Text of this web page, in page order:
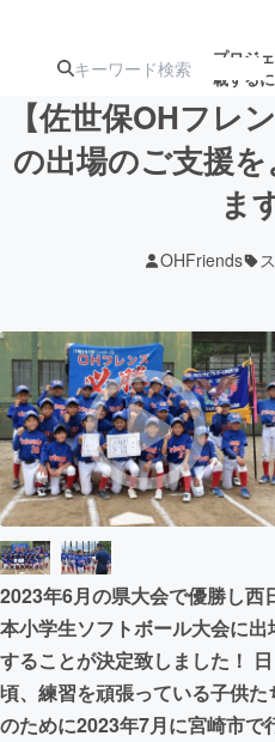
プロジ
載する
注目の新着プ
テクノロジー・ガジ
映像・映画
ビジネス・起業
まちづくり・地域活
CAMPFIRE for Social
CAMPFIREふるさと納税
【佐世保OHフレ
の出場のご支援
ま
OHFriends
2023年6月の県大会で優勝し西
本小学生ソフトボール大会に出
することが決定致しました！ 日
頃、練習を頑張っている子供た
のために2023年7月に宮崎市で